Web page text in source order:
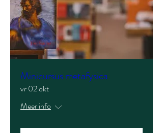
Minicursus metafysica
vr 02 okt
Meer info